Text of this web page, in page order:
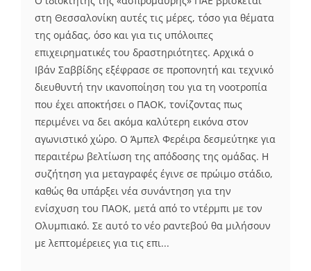
στη Θεσσαλονίκη αυτές τις μέρες, τόσο για θέματα
της ομάδας, όσο και για τις υπόλοιπες
επιχειρηματικές του δραστηριότητες. Αρχικά ο
Ιβάν Σαββίδης εξέφρασε σε προπονητή και τεχνικό
διευθυντή την ικανοποίηση του για τη νοοτροπία
που έχει αποκτήσει ο ΠΑΟΚ, τονίζοντας πως
περιμένει να δει ακόμα καλύτερη εικόνα στον
αγωνιστικό χώρο. Ο Άμπελ Φερέιρα δεσμεύτηκε για
περαιτέρω βελτίωση της απόδοσης της ομάδας. Η
συζήτηση για μεταγραφές έγινε σε πρώιμο στάδιο,
καθώς θα υπάρξει νέα συνάντηση για την
ενίσχυση του ΠΑΟΚ, μετά από το ντέρμπι με τον
Ολυμπιακό. Σε αυτό το νέο ραντεβού θα μιλήσουν
με λεπτομέρειες για τις επι...